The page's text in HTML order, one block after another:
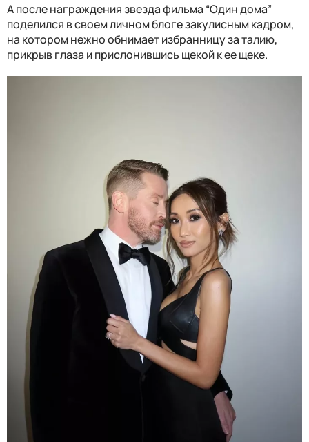
А после награждения звезда фильма “Один дома”
поделился в своем личном блоге закулисным кадром,
на котором нежно обнимает избранницу за талию,
прикрыв глаза и прислонившись щекой к ее щеке.